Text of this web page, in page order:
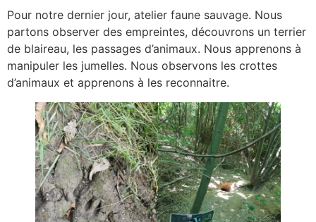
Pour notre dernier jour, atelier faune sauvage. Nous
partons observer des empreintes, découvrons un terrier
de blaireau, les passages d’animaux. Nous apprenons à
manipuler les jumelles. Nous observons les crottes
d’animaux et apprenons à les reconnaitre.